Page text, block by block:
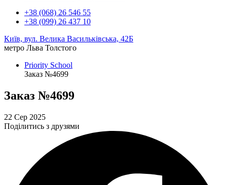
+38 (068) 26 546 55
+38 (099) 26 437 10
Київ, вул. Велика Васильківська, 42Б
метро Льва Толстого
Priority School
Заказ №4699
Заказ №4699
22 Сер 2025
Поділитись з друзями